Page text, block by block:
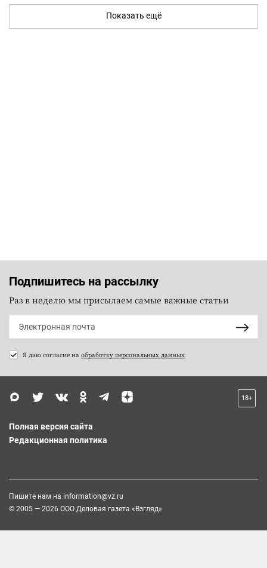
Показать ещё
Подпишитесь на рассылку
Раз в неделю мы присылаем самые важные статьи
Я даю согласие на обработку персональных данных
18+
Полная версия сайта
Редакционная политика
Пишите нам на information@vz.ru
© 2005 — 2026 ООО Деловая газета «Взгляд»